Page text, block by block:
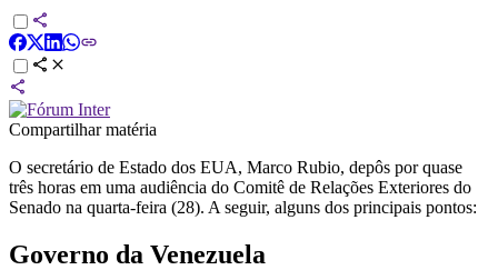
Compartilhar matéria
O secretário de Estado dos EUA, Marco Rubio, depôs por quase
três horas em uma audiência do Comitê de Relações Exteriores do
Senado na quarta-feira (28). A seguir, alguns dos principais pontos:
Governo da Venezuela